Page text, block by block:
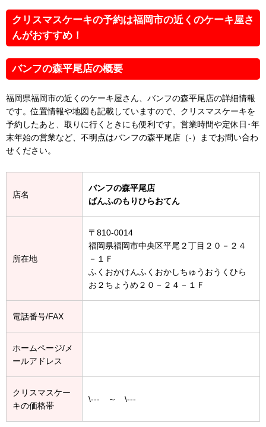
クリスマスケーキの予約は福岡市の近くのケーキ屋さ
んがおすすめ！
バンフの森平尾店の概要
福岡県福岡市の近くのケーキ屋さん、バンフの森平尾店の詳細情報
です。位置情報や地図も記載していますので、クリスマスケーキを
予約したあと、取りに行くときにも便利です。営業時間や定休日･年
末年始の営業など、不明点はバンフの森平尾店（-）までお問い合わ
せください。
店名
バンフの森平尾店
ばんふのもりひらおてん
所在地
〒810-0014
福岡県福岡市中央区平尾２丁目２０－２４
－１Ｆ
ふくおかけんふくおかしちゅうおうくひら
お２ちょうめ２０－２４－１Ｆ
電話番号/FAX
ホームページ/メ
ールアドレス
クリスマスケー
キの価格帯
\--- ～ \---